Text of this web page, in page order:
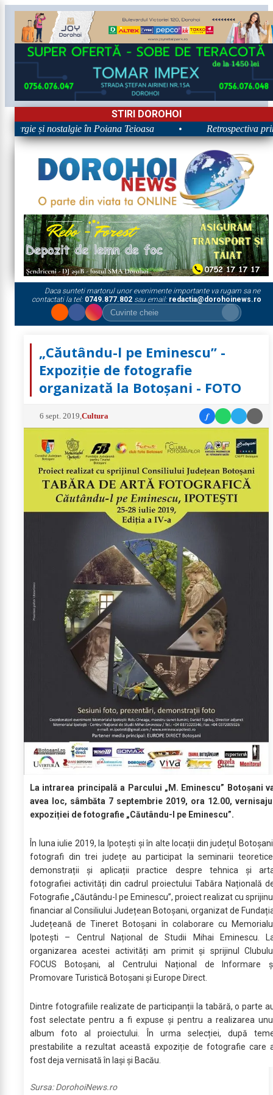
STIRI DOROHOI
și nostalgie în Poiana Teioasa Retrospectiva
Daca sunteti martorul unor evenimente importante va rugam sa ne
contactati la tel: 0749.877.802sau email: redactia@dorohoinews.ro
„Căutându-l pe Eminescu” -
Expoziție de fotografie
organizată la Botoșani - FOTO
6 sept. 2019 ,Cultura f
La intrarea principală a Parcului „M. Eminescu” Botoșani
avea loc, sâmbăta 7 septembrie 2019, ora 12.00,
expoziției de fotografie „Căutându-l pe Eminescu”.
În luna iulie 2019, la Ipotești și în alte locații din județul
fotografi din trei județe au participat la seminarii
demonstrații și aplicații practice despre tehnica și
fotografiei activități din cadrul proiectului Tabăra Națională
Fotografie „Căutându-l pe Eminescu”, proiect realizat cu
financiar al Consiliului Județean Botoșani, organizat de
Județeană de Tineret Botoșani în colaborare cu
Ipotești – Centrul Național de Studii Mihai Eminescu.
organizarea acestei activități am primit și sprijinul
FOCUS Botoșani, al Centrului Național de Informare
Promovare Turistică Botoșani și Europe Direct.
Dintre fotografiile realizate de participanții la tabără, o parte
fost selectate pentru a fi expuse și pentru a realizarea
album foto al proiectului. În urma selecției, după
prestabilite a rezultat această expoziție de fotografie care
fost deja vernisată în Iași și Bacău.
Sursa:DorohoiNews.ro